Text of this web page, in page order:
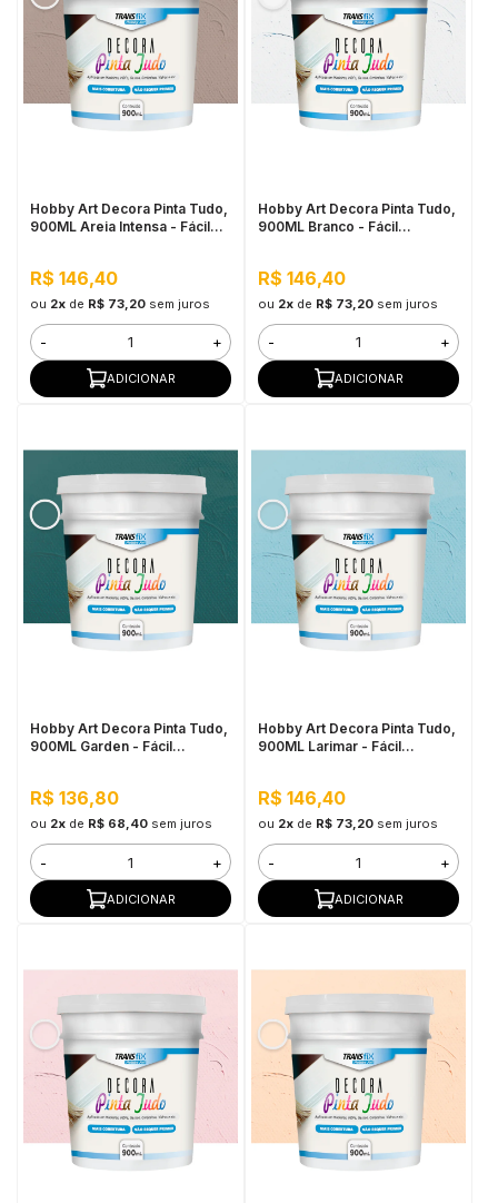
Hobby Art Decora Pinta Tudo,
900ML Areia Intensa - Fácil
R$ 146,40
ou 2xde R$ 73,20 sem juros
- +
ADICIONAR
Hobby Art Decora Pinta Tudo,
900ML Branco - Fácil
R$ 146,40
ou 2xde R$ 73,20 sem juros
- +
ADICIONAR
Hobby Art Decora Pinta Tudo,
900ML Garden - Fácil
R$ 136,80
ou 2xde R$ 68,40 sem juros
- +
ADICIONAR
Hobby Art Decora Pinta Tudo,
900ML Larimar - Fácil
R$ 146,40
ou 2xde R$ 73,20 sem juros
- +
ADICIONAR